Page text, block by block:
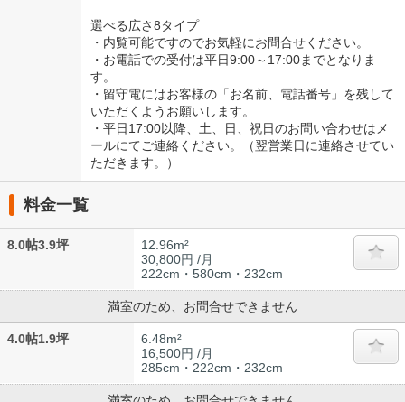
選べる広さ8タイプ
・内覧可能ですのでお気軽にお問合せください。
・お電話での受付は平日9:00～17:00までとなりま
す。
・留守電にはお客様の「お名前、電話番号」を残して
いただくようお願いします。
・平日17:00以降、土、日、祝日のお問い合わせはメ
ールにてご連絡ください。（翌営業日に連絡させてい
ただきます。）
料金一覧
8.0帖3.9坪
12.96m²
30,800円 /月
222cm・580cm・232cm
満室のため、お問合せできません
4.0帖1.9坪
6.48m²
16,500円 /月
285cm・222cm・232cm